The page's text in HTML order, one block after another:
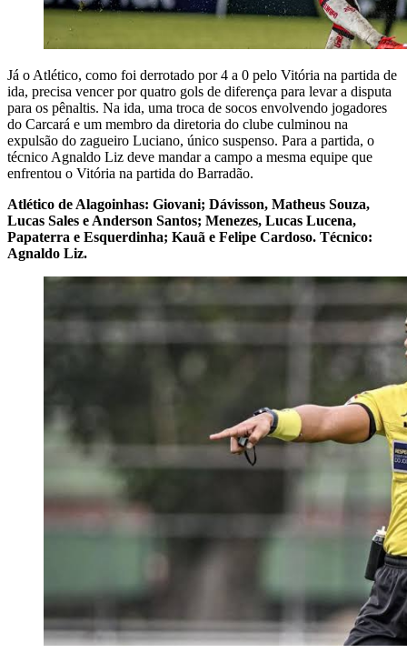
Já o Atlético, como foi derrotado por 4 a 0 pelo Vitória na partida de
ida, precisa vencer por quatro gols de diferença para levar a disputa
para os pênaltis. Na ida, uma troca de socos envolvendo jogadores
do Carcará e um membro da diretoria do clube culminou na
expulsão do zagueiro Luciano, único suspenso. Para a partida, o
técnico Agnaldo Liz deve mandar a campo a mesma equipe que
enfrentou o Vitória na partida do Barradão.
Atlético de Alagoinhas: Giovani; Dávisson, Matheus Souza,
Lucas Sales e Anderson Santos; Menezes, Lucas Lucena,
Papaterra e Esquerdinha; Kauã e Felipe Cardoso. Técnico:
Agnaldo Liz.